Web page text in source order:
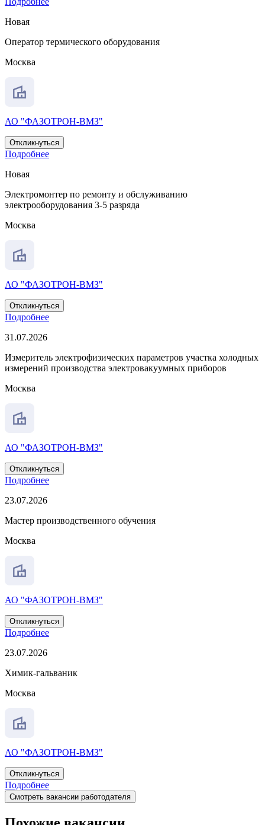
Новая
Оператор термического оборудования
Москва
АО "ФАЗОТРОН-ВМЗ"
Откликнуться
Подробнее
Новая
Электромонтер по ремонту и обслуживанию
электрооборудования 3-5 разряда
Москва
АО "ФАЗОТРОН-ВМЗ"
Откликнуться
Подробнее
31.07.2026
Измеритель электрофизических параметров участка холодных
измерений производства электровакуумных приборов
Москва
АО "ФАЗОТРОН-ВМЗ"
Откликнуться
Подробнее
23.07.2026
Мастер производственного обучения
Москва
АО "ФАЗОТРОН-ВМЗ"
Откликнуться
Подробнее
23.07.2026
Химик-гальваник
Москва
АО "ФАЗОТРОН-ВМЗ"
Откликнуться
Подробнее
Смотреть вакансии работодателя